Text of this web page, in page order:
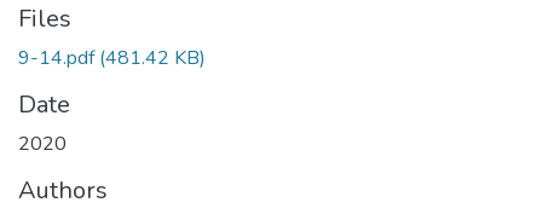
Files
9-14.pdf(481.42 KB)
Date
2020
Authors